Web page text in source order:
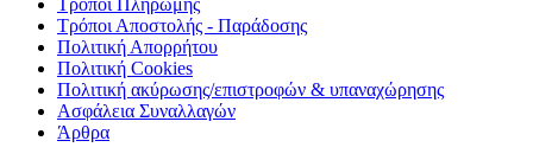
Τρόποι Πληρωμής
Τρόποι Αποστολής - Παράδοσης
Πολιτική Απορρήτου
Πολιτική Cookies
Πολιτική ακύρωσης/επιστροφών & υπαναχώρησης
Ασφάλεια Συναλλαγών
Άρθρα